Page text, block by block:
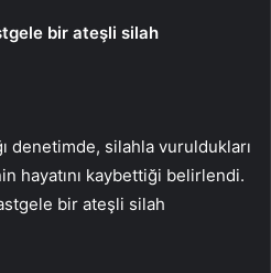
bir ateşli silah
denetimde, silahla vuruldukları
hayatını kaybettiği belirlendi.
bir ateşli silah